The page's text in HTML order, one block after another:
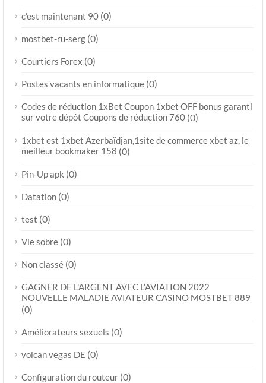
c'est maintenant 90 (0)
mostbet-ru-serg (0)
Courtiers Forex (0)
Postes vacants en informatique (0)
Codes de réduction 1xBet Coupon 1xbet OFF bonus garanti
sur votre dépôt Coupons de réduction 760 (0)
1xbet est 1xbet Azerbaïdjan,1site de commerce xbet az, le
meilleur bookmaker 158 (0)
Pin-Up apk (0)
Datation (0)
test (0)
Vie sobre (0)
Non classé (0)
GAGNER DE L'ARGENT AVEC L'AVIATION 2022
NOUVELLE MALADIE AVIATEUR CASINO MOSTBET 889
(0)
Améliorateurs sexuels (0)
volcan vegas DE (0)
Configuration du routeur (0)